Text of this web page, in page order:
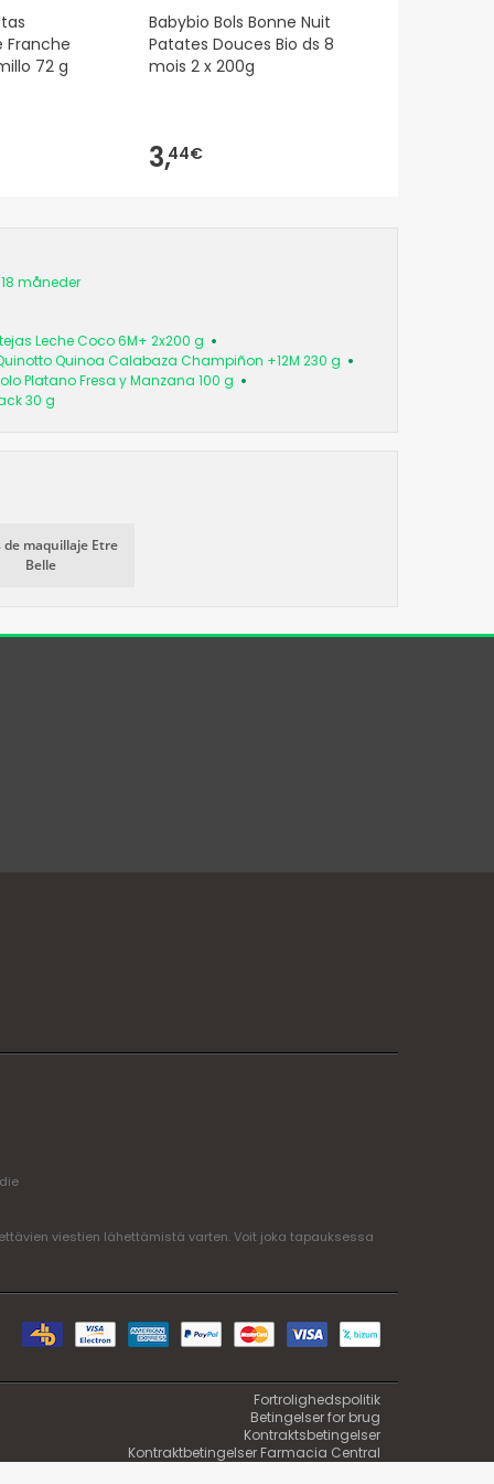
Franche
72 g
Babybio Bols Bonne Nuit
Patates Douces Bio ds 8
mois 2 x 200g
3,44€
måneder
Leche Coco 6M+ 2x200 g
Quinoa Calabaza Champiñon +12M 230 g
Platano Fresa y Manzana 100 g
30 g
de maquillaje Etre
Belle
viestien lähettämistä varten. Voit joka tapauksessa
Fortrolighedspolitik
Betingelser for brug
Kontraktsbetingelser
Kontraktbetingelser Farmacia Central